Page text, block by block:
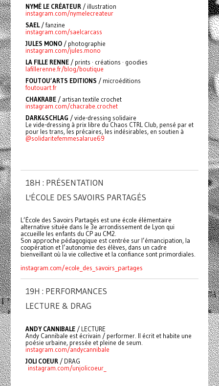
NYMÉ LE CRÉATEUR/ illustration
instagram.com/nymelecreateur
SAEL/ fanzine
instagram.com/saelcarcass
JULES MONO/ photographie
instagram.com/jules.mono
LA FILLE RENNE/ prints · créations · goodies
lafillerenne.fr/blog/boutique
FOUTOU’ARTS EDITIONS / microéditions
foutouart.fr
CHAKRABE/ artisan textile crochet
instagram.com/chacrabe.crochet
DARK4SCHLAG / vide-dressing solidaire
Le vide-dressing à prix libre du Chaos CTRL Club, pensé par et
pour les trans, les précaires, les indésirables, en soutien à
@solidaritefemmesalarue69
18H : PRÉSENTATION
L'ÉCOLE DES SAVOIRS PARTAGÉS
L’École des Savoirs Partagés est une école élémentaire
alternative située dans le 3e arrondissement de Lyon qui
accueille les enfants du CP au CM2.
Son approche pédagogique est centrée sur l’émancipation, la
coopération et l’autonomie des élèves, dans un cadre
bienveillant où la vie collective et la confiance sont primordiales.
instagram.com/ecole_des_savoirs_partages
19H : PERFORMANCES
LECTURE & DRAG
ANDY CANNIBALE/ LECTURE
Andy Cannibale est écrivain / performer. Il écrit et habite une
poésie urbaine, pressée et pleine de seum.
instagram.com/andycannibale
JOLI COEUR/ DRAG
instagram.com/unjolicoeur_